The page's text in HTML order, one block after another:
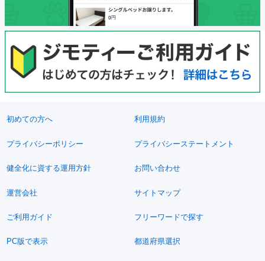
初めての方へ 利用規約
プライバシーポリシー プライバシーステートメント
健全化に資する運用方針 お問い合わせ
運営会社 サイトマップ
ご利用ガイド フリーワードで探す
PC版で表示 都道府県選択